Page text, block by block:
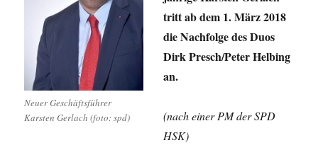
Neuer Geschäftsführer
Karsten Gerlach (foto: spd)
tritt ab dem 1. März 2018
die Nachfolge des Duos
Dirk Presch/Peter Helbing
an.
(nach einer PM der SPD
HSK)